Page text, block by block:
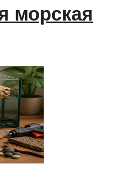
морская